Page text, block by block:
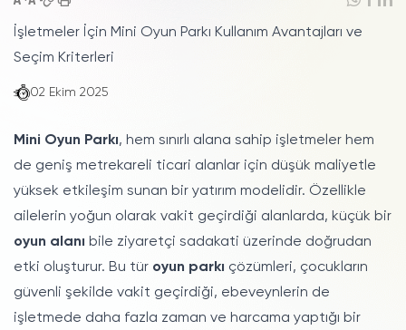
İşletmeler İçin Mini Oyun Parkı Kullanım Avantajları ve
Seçim Kriterleri
02 Ekim 2025
Mini Oyun Parkı, hem sınırlı alana sahip işletmeler hem
de geniş metrekareli ticari alanlar için düşük maliyetle
yüksek etkileşim sunan bir yatırım modelidir. Özellikle
ailelerin yoğun olarak vakit geçirdiği alanlarda, küçük bir
oyun alanı bile ziyaretçi sadakati üzerinde doğrudan
etki oluşturur. Bu tür oyun parkı çözümleri, çocukların
güvenli şekilde vakit geçirdiği, ebeveynlerin de
işletmede daha fazla zaman ve harcama yaptığı bir